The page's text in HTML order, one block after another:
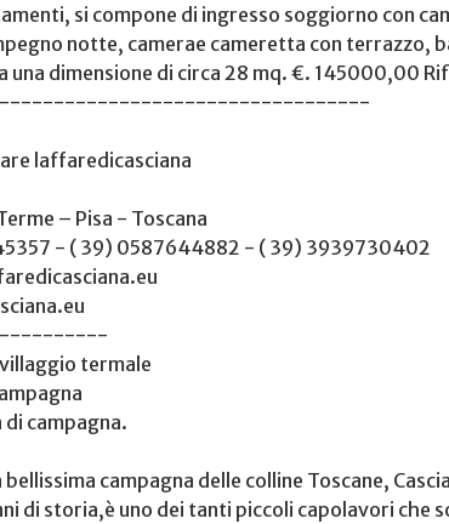
si compone di ingresso soggiorno con
notte, camerae cameretta con terrazzo,
una dimensione di circa 28 mq. €. 145000,00
laffaredicasciana
– Pisa - Toscana
- ( 39) 0587644882 - ( 39) 3939730402
termale
campagna.
campagna delle colline Toscane,
di storia,è uno dei tanti piccoli capolavori che